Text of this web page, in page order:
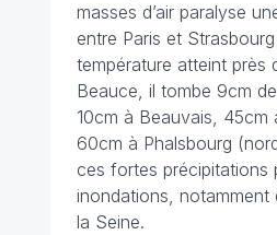
masses d’air paralyse
entre Paris et
température atteint près
Beauce, il tombe 9cm
10cm à Beauvais, 45cm
60cm à Phalsbourg
ces fortes précipitations
inondations, notamment
la Seine.